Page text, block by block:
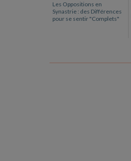
Les Oppositions en
Synastrie : des Différences
pour se sentir "Complets"